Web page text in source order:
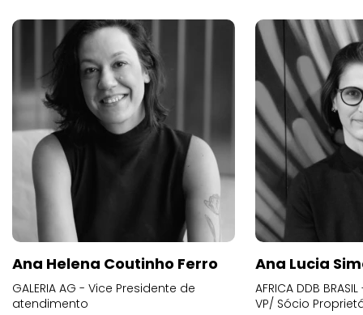
Ana Helena Coutinho Ferro
GALERIA AG - Vice Presidente de
atendimento
Ana Lucia
AFRICA DDB
VP/ Sócio